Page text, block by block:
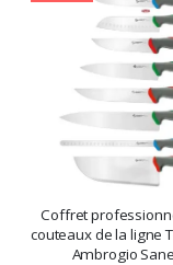
Coffret
couteaux de la ligne
Ambrogio